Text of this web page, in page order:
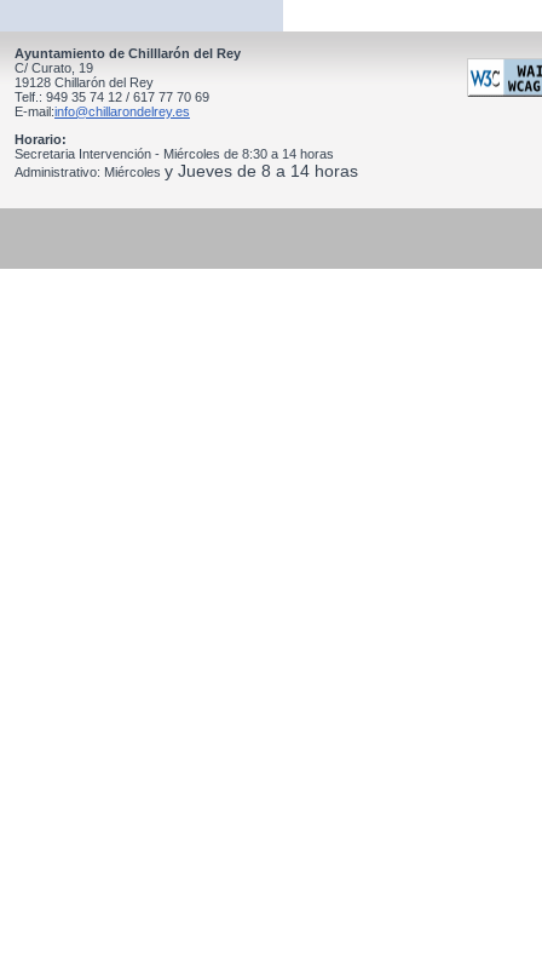
Ayuntamiento de Chilllarón del Rey
C/ Curato, 19
19128 Chillarón del Rey
Telf.: 949 35 74 12 / 617 77 70 69
E-mail:info@chillarondelrey.es
Horario:
Secretaria Intervención - Miércoles de 8:30 a 14 horas
Administrativo: Miércoles y Jueves de 8 a 14 horas